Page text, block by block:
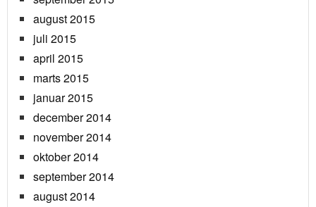
august 2015
juli 2015
april 2015
marts 2015
januar 2015
december 2014
november 2014
oktober 2014
september 2014
august 2014